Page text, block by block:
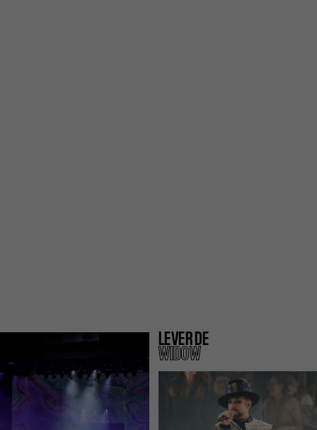
LEVER DE
WIDOW